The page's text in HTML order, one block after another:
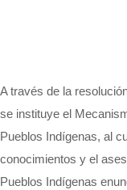
A través de la
se instituye el
Pueblos Indígenas, al
conocimientos y el
Pueblos Indígenas